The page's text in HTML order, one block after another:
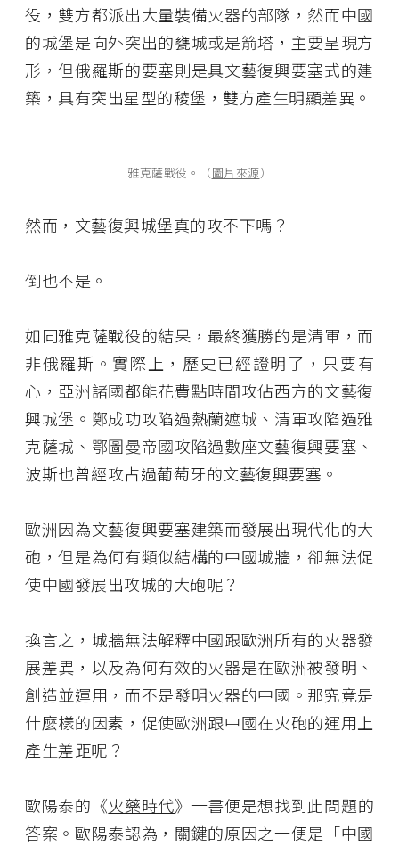
役，雙方都派出大量裝備火器的部隊，然而中國
的城堡是向外突出的甕城或是箭塔，主要呈現方
形，但俄羅斯的要塞則是具文藝復興要塞式的建
築，具有突出星型的稜堡，雙方產生明顯差異。
雅克薩戰役。（圖片來源）
然而，文藝復興城堡真的攻不下嗎？
倒也不是。
如同雅克薩戰役的結果，最終獲勝的是清軍，而
非俄羅斯。實際上，歷史已經證明了，只要有
心，亞洲諸國都能花費點時間攻佔西方的文藝復
興城堡。鄭成功攻陷過熱蘭遮城、清軍攻陷過雅
克薩城、鄂圖曼帝國攻陷過數座文藝復興要塞、
波斯也曾經攻占過葡萄牙的文藝復興要塞。
歐洲因為文藝復興要塞建築而發展出現代化的大
砲，但是為何有類似結構的中國城牆，卻無法促
使中國發展出攻城的大砲呢？
換言之，城牆無法解釋中國跟歐洲所有的火器發
展差異，以及為何有效的火器是在歐洲被發明、
創造並運用，而不是發明火器的中國。那究竟是
什麼樣的因素，促使歐洲跟中國在火砲的運用上
產生差距呢？
歐陽泰的《火藥時代》一書便是想找到此問題的
答案。歐陽泰認為，關鍵的原因之一便是「中國